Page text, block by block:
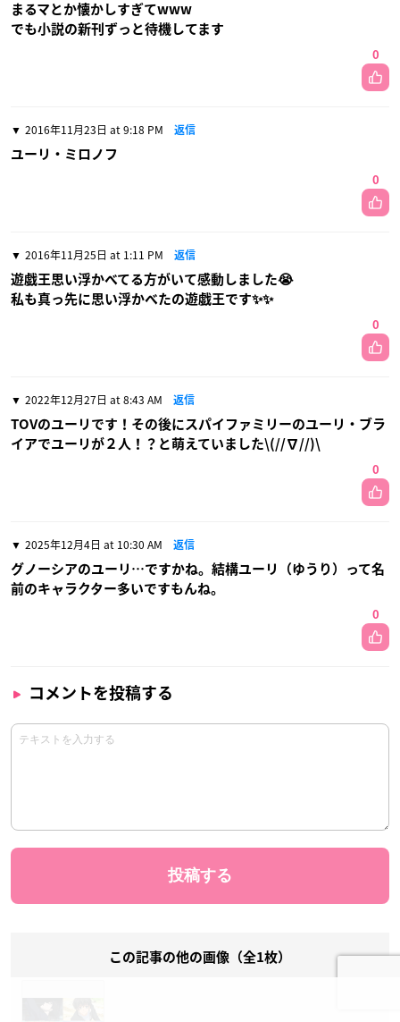
まるマとか懐かしすぎてwww
でも小説の新刊ずっと待機してます
0
2016年11月23日 at 9:18 PM 返信
ユーリ・ミロノフ
0
2016年11月25日 at 1:11 PM 返信
遊戯王思い浮かべてる方がいて感動しました😭
私も真っ先に思い浮かべたの遊戯王です✨✨
0
2022年12月27日 at 8:43 AM 返信
TOVのユーリです！その後にスパイファミリーのユーリ・ブラ
イアでユーリが２人！？と萌えていました\(//∇//)\
0
2025年12月4日 at 10:30 AM 返信
グノーシアのユーリ…ですかね。結構ユーリ（ゆうり）って名
前のキャラクター多いですもんね。
0
コメントを投稿する
この記事の他の画像（全1枚）